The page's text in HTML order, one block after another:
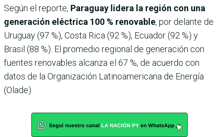
Según el reporte, Paraguay lidera la región con una
generación eléctrica 100 % renovable, por delante de
Uruguay (97 %), Costa Rica (92 %), Ecuador (92 %) y
Brasil (88 %). El promedio regional de generación con
fuentes renovables alcanza el 67 %, de acuerdo con
datos de la Organización Latinoamericana de Energía
(Olade).